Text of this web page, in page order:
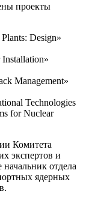
проекты
Design»
Management»
Technologies
for Nuclear
Комитета
экспертов и
отдела
ядерных